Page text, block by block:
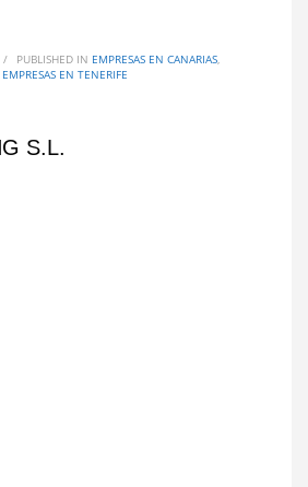
/ PUBLISHED IN EMPRESAS EN CANARIAS,
EMPRESAS EN TENERIFE
S.L.